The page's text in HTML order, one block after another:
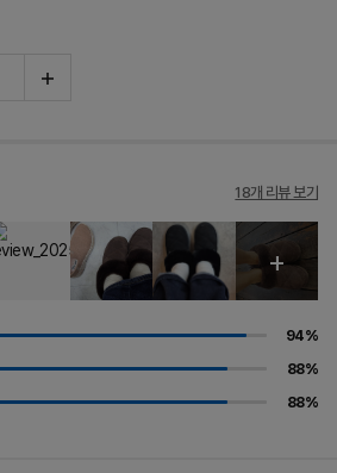
18개 리뷰 보기
94%
88%
88%